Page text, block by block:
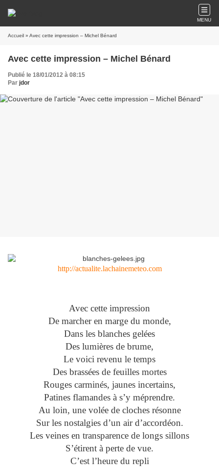
MENU
Accueil » Avec cette impression – Michel Bénard
Avec cette impression – Michel Bénard
Publié le 18/01/2012 à 08:15
Par jdor
http://actualite.lachainemeteo.com
Avec cette impression
De marcher en marge du monde,
Dans les blanches gelées
Des lumières de brume,
Le voici revenu le temps
Des brassées de feuilles mortes
Rouges carminés, jaunes incertains,
Patines flamandes à s’y méprendre.
Au loin, une volée de cloches résonne
Sur les nostalgies d’un air d’accordéon.
Les veines en transparence de longs sillons
S’étirent à perte de vue.
C’est l’heure du repli